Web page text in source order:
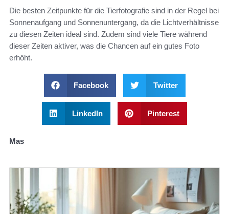
Die besten Zeitpunkte für die Tierfotografie sind in der Regel bei
Sonnenaufgang und Sonnenuntergang, da die Lichtverhältnisse
zu diesen Zeiten ideal sind. Zudem sind viele Tiere während
dieser Zeiten aktiver, was die Chancen auf ein gutes Foto
erhöht.
Facebook Twitter
LinkedIn Pinterest
Mas